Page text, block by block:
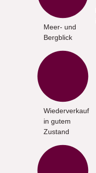
Meer- und
Bergblick
Wiederverkauf
in gutem
Zustand